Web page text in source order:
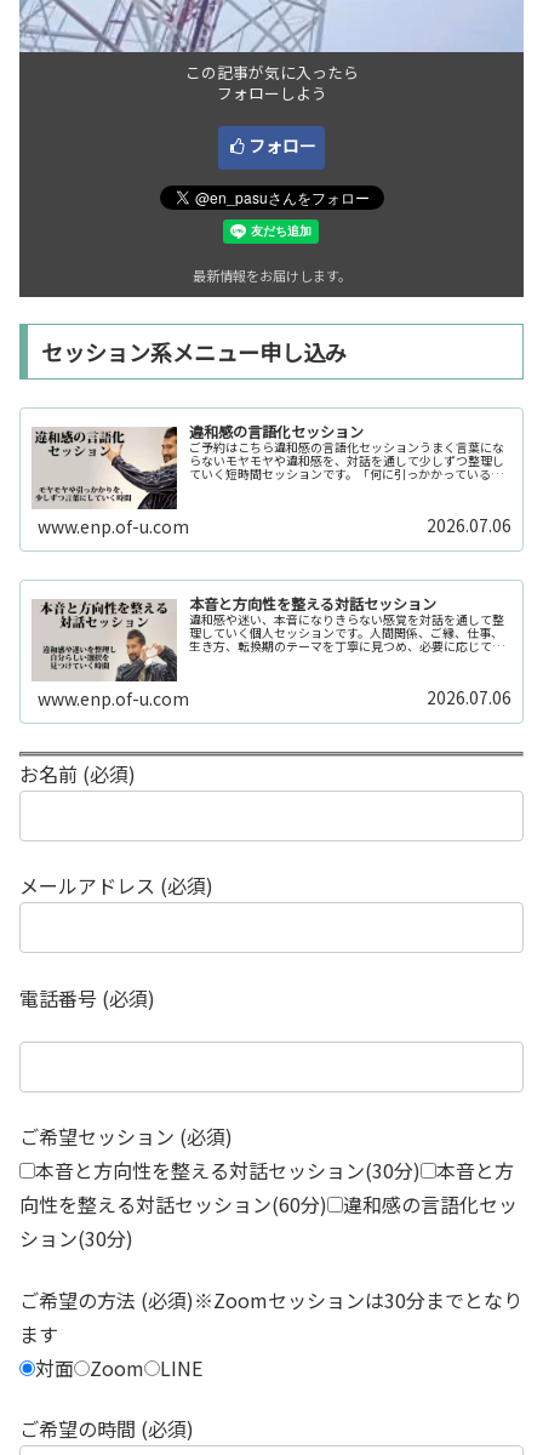
この記事が気に入ったら
フォローしよう
フォロー
最新情報をお届けします。
セッション系メニュー申し込み
違和感の言語化セッション
ご予約はこちら違和感の言語化セッションうまく言葉にな
らないモヤモヤや違和感を、対話を通して少しずつ整理し
ていく短時間セッションです。「何に引っかかっているの
www.enp.of-u.com 2026.07.06
本音と方向性を整える対話セッション
違和感や迷い、本音になりきらない感覚を対話を通して整
理していく個人セッションです。人間関係、ご縁、仕事、
生き方、転換期のテーマを丁寧に見つめ、必要に応じてカ
www.enp.of-u.com 2026.07.06
お名前 (必須)
メールアドレス (必須)
電話番号 (必須)
ご希望セッション (必須)
本音と方向性を整える対話セッション(30分) 本音と方
向性を整える対話セッション(60分) 違和感の言語化セッ
ション(30分)
ご希望の方法 (必須)※Zoomセッションは30分までとなり
ます
対面 Zoom LINE
ご希望の時間 (必須)